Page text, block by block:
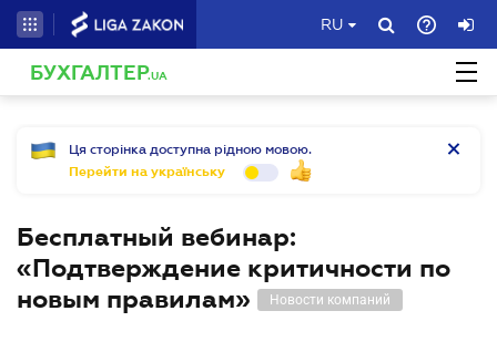
RU
БУХГАЛТЕР.UA
Ця сторінка доступна рідною мовою.
Перейти на українську
Бесплатный вебинар:
«Подтверждение критичности по
новым правилам»
Новости компаний